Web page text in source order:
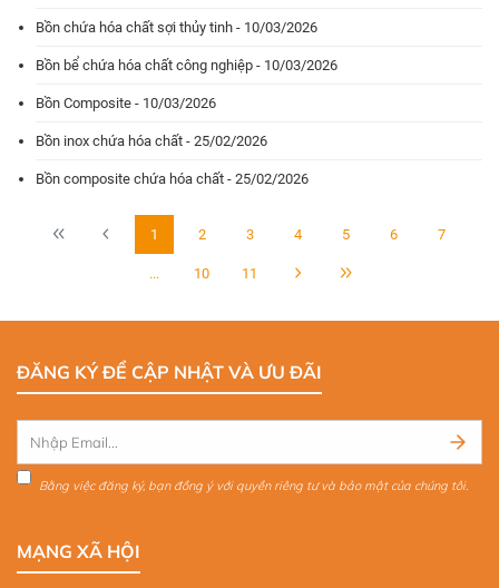
Bồn chứa hóa chất sợi thủy tinh - 10/03/2026
Bồn bể chứa hóa chất công nghiệp - 10/03/2026
Bồn Composite - 10/03/2026
Bồn inox chứa hóa chất - 25/02/2026
Bồn composite chứa hóa chất - 25/02/2026
1 2 3 4 5 6 7
... 10 11
ĐĂNG KÝ ĐỂ CẬP NHẬT VÀ ƯU ĐÃI
Bằng việc đăng ký, bạn đồng ý với quyền riêng tư và bảo mật của chúng tôi.
MẠNG XÃ HỘI